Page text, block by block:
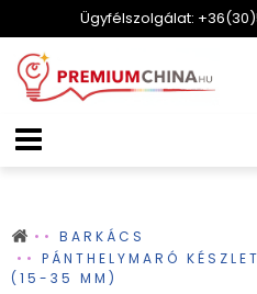
Ügyfélszolgálat:
BARKÁCS
PÁNTHELYMARÓ
(15-35 MM)